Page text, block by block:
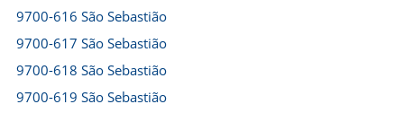
9700-616 São Sebastião
9700-617 São Sebastião
9700-618 São Sebastião
9700-619 São Sebastião